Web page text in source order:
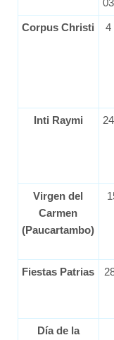
Corpus Christi 4
Inti Raymi
Virgen del
Carmen
(Paucartambo)
Fiestas Patrias
Día de la